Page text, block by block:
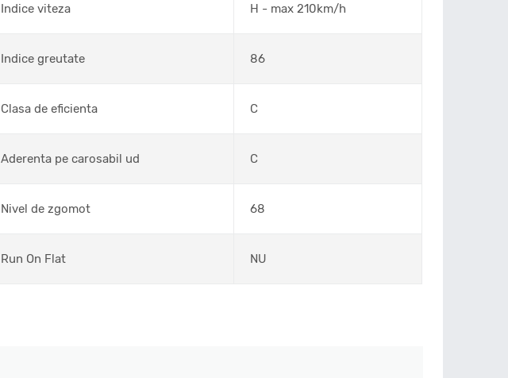
Indice viteza H - max 210km/h
Indice greutate 86
Clasa de eficienta C
Aderenta pe carosabil ud C
Nivel de zgomot 68
Run On Flat NU